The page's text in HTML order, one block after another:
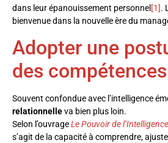
dans leur épanouissement personnel [1].
bienvenue dans la nouvelle ère du
Adopter une
des compétences
Souvent confondue avec l’intelligence
relationnelleva bien plus loin.
Selon l’ouvrageLe Pouvoir de
s’agit de la capacité à comprendre,